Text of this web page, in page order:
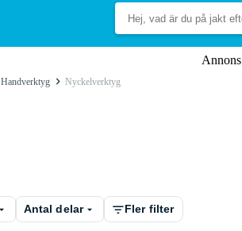
Annons
Handverktyg Nyckelverktyg
Antal delar Fler filter